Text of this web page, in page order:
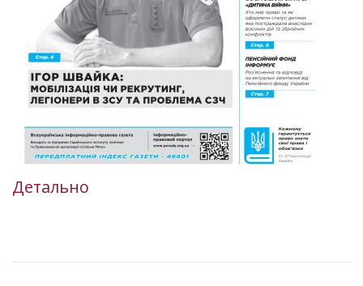
Детально